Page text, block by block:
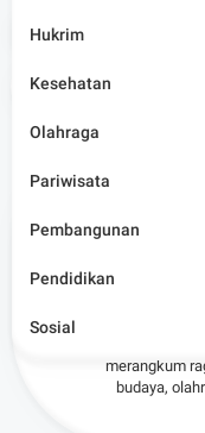
Tags
Share
merangkum
budaya,
Hukrim
Kesehatan
Olahraga
Pariwisata
Pembangunan
Pendidikan
Sosial